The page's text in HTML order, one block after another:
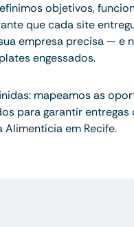
objetivos,
que cada site
empresa precisa — e
engessados.
mapeamos as
para garantir
Alimentícia em Recife.